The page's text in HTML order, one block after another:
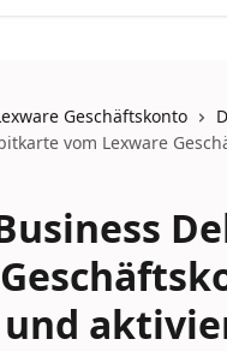
Geschäftskonto
vom Lexware